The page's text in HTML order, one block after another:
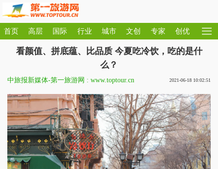
首页 高层 国际 行业 城市 文创 专家 创优
看颜值、拼底蕴、比品质 今夏吃冷饮，吃的是什
么？
中旅报新媒体-第一旅游网 : www.toptour.cn 2021-06-18 10:02:51